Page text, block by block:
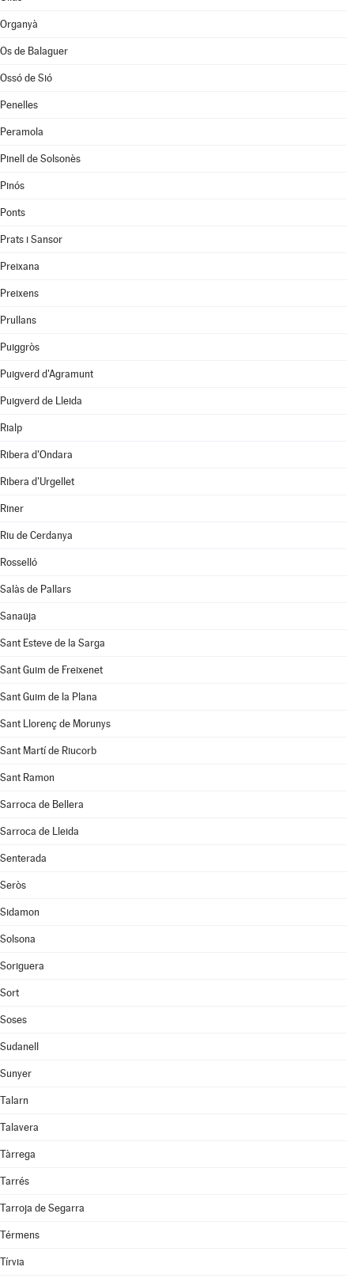
Organyà
Os de Balaguer
Ossó de Sió
Penelles
Peramola
Pinell de Solsonès
Pinós
Ponts
Prats i Sansor
Preixana
Preixens
Prullans
Puiggròs
Puigverd d'Agramunt
Puigverd de Lleida
Rialp
Ribera d'Ondara
Ribera d'Urgellet
Riner
Riu de Cerdanya
Rosselló
Salàs de Pallars
Sanaüja
Sant Esteve de la Sarga
Sant Guim de Freixenet
Sant Guim de la Plana
Sant Llorenç de Morunys
Sant Martí de Riucorb
Sant Ramon
Sarroca de Bellera
Sarroca de Lleida
Senterada
Seròs
Sidamon
Solsona
Soriguera
Sort
Soses
Sudanell
Sunyer
Talarn
Talavera
Tàrrega
Tarrés
Tarroja de Segarra
Térmens
Tírvia